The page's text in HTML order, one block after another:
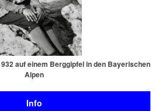
auf einem Berggipfel in den Bayerischen
Alpen
Info